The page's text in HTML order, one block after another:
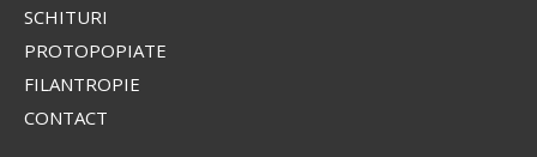
SCHITURI
PROTOPOPIATE
FILANTROPIE
CONTACT